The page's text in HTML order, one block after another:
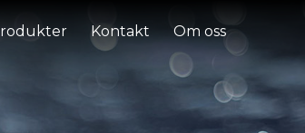
Kontakt Om oss